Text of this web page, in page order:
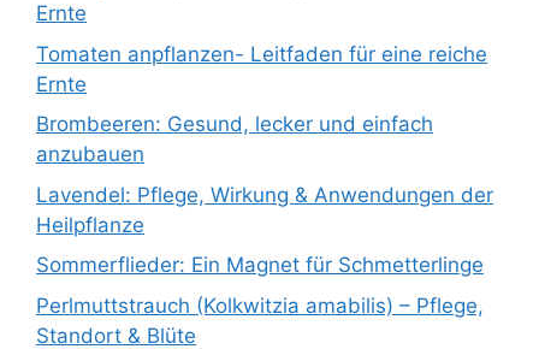
Ernte
Tomaten anpflanzen- Leitfaden für eine reiche
Ernte
Brombeeren: Gesund, lecker und einfach
anzubauen
Lavendel: Pflege, Wirkung & Anwendungen der
Heilpflanze
Sommerflieder: Ein Magnet für Schmetterlinge
Perlmuttstrauch (Kolkwitzia amabilis) – Pflege,
Standort & Blüte